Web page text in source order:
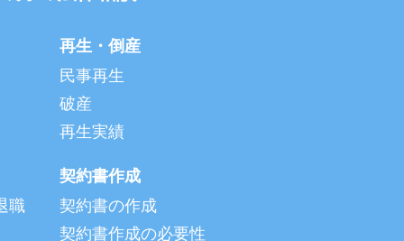
職
再生・倒産
民事再生
破産
再生実績
契約書作成
契約書の作成
契約書作成の必要性